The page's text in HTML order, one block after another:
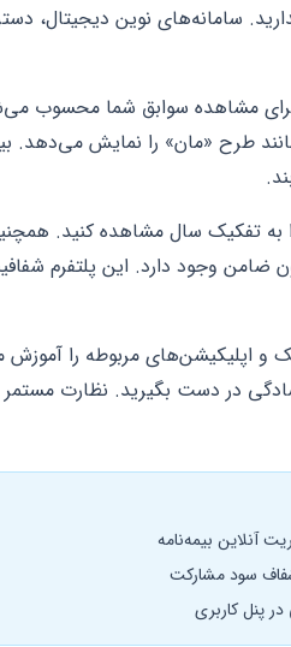
سامانه‌های نوین دیجیتال،
مشاهده سوابق شما محسوب
طرح «مان» را نمایش می‌دهد.
به تفکیک سال مشاهده کنید.
ضامن وجود دارد. این پلتفرم
و اپلیکیشن‌های مربوطه را
در دست بگیرید. نظارت مستمر
آنلاین بیمه‌نامه
سود مشارکت
پنل کاربری